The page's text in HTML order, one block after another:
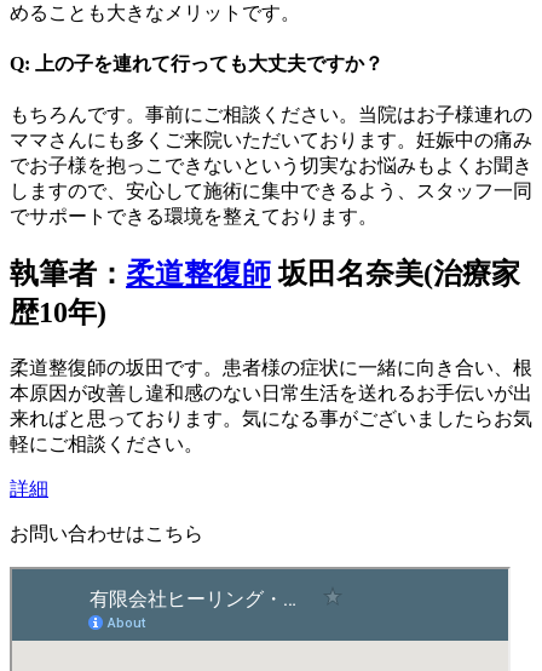
めることも大きなメリットです。
Q: 上の子を連れて行っても大丈夫ですか？
もちろんです。事前にご相談ください。当院はお子様連れの
ママさんにも多くご来院いただいております。妊娠中の痛み
でお子様を抱っこできないという切実なお悩みもよくお聞き
しますので、安心して施術に集中できるよう、スタッフ一同
でサポートできる環境を整えております。
執筆者： 柔道整復師坂田名奈美(治療家
歴10年)
柔道整復師の坂田です。患者様の症状に一緒に向き合い、根
本原因が改善し違和感のない日常生活を送れるお手伝いが出
来ればと思っております。気になる事がございましたらお気
軽にご相談ください。
詳細
お問い合わせはこちら